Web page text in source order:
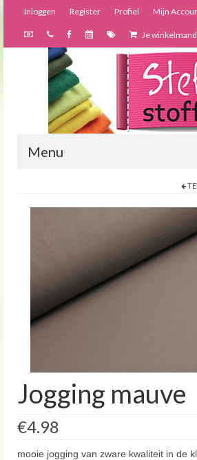
Inloggen Register Profiel Mijn
Je winkelmand
Menu
Over ons
Jogging mauve
€4.98
mooie jogging van zware kwaliteit in de